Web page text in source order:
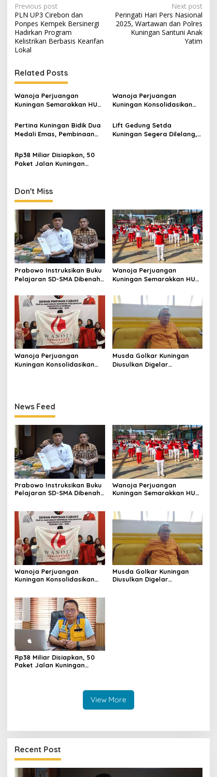
Post
navigation
Previous post
PLN UP3 Cirebon dan
Ponpes Kempek Bersinergi
Hadirkan Program
Kelistrikan Berbasis Kearifan
Lokal
Next post
Peringati Hari Pers Nasional
2025, Wartawan dan Polres
Kuningan Santuni Anak
Yatim
Related Posts
Wanoja Perjuangan
Kuningan Semarakkan HUT
Perempuan Harus Sehat
dan Berdaya
Wanoja Perjuangan
Kuningan Konsolidasikan
Kegiatan Positif Generasi
Muda
Pertina Kuningan Bidik Dua
Medali Emas, Pembinaan
2030
Lift Gedung Setda
Kuningan Segera Dilelang,
Rp38 Miliar Disiapkan, 50
Paket Jalan Kuningan
Don't Miss
Prabowo Instruksikan Buku
Pelajaran SD-SMA Dibenahi,
sebagai Referensi
Wanoja Perjuangan
Kuningan Semarakkan HUT
Perempuan Harus Sehat
dan Berdaya
Wanoja Perjuangan
Kuningan Konsolidasikan
Musda Golkar Kuningan
Diusulkan Digelar
News Feed
Prabowo Instruksikan Buku
Pelajaran SD-SMA Dibenahi,
Wanoja Perjuangan
Kuningan Semarakkan HUT
dan Berdaya
Wanoja Perjuangan
Kuningan Konsolidasikan
Muda
Musda Golkar Kuningan
Diusulkan Digelar
Rp38 Miliar Disiapkan, 50
Paket Jalan Kuningan
View More
Recent Post